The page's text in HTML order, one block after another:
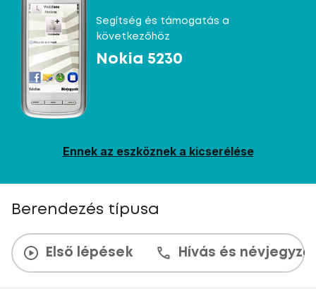
Segítség és támogatás a
következőhöz
Nokia 5230
Ennek az eszköznek a kicserélése
Berendezés típusa
Első lépések Hívás és